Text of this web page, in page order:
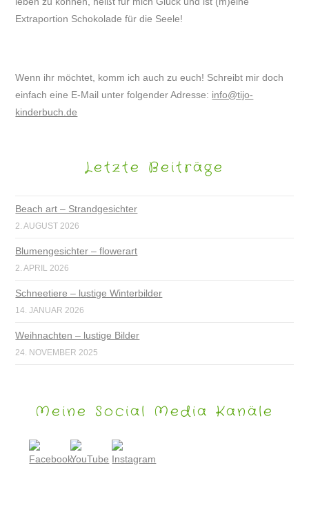
Extraportion Schokolade für die Seele!
Wenn ihr möchtet, komm ich auch zu euch! Schreibt mir doch
einfach eine E-Mail unter folgender Adresse: info@tijo-
kinderbuch.de
Letzte Beiträge
Beach art – Strandgesichter
2. AUGUST 2026
Blumengesichter – flowerart
2. APRIL 2026
Schneetiere – lustige Winterbilder
14. JANUAR 2026
Weihnachten – lustige Bilder
24. NOVEMBER 2025
Meine Social Media Kanäle